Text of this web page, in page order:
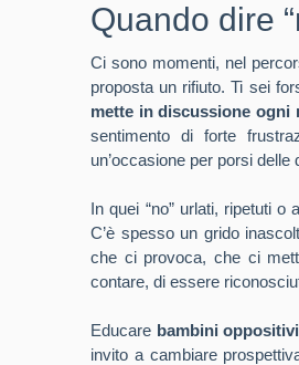
Quando dire
Ci sono momenti, nel
proposta un rifiuto. Ti sei
mette in discussione ogni
sentimento di forte
un’occasione per porsi
In quei “no” urlati, ripetuti
C’è spesso un grido
che ci provoca, che ci
contare, di essere
Educare bambini oppositivi
invito a cambiare